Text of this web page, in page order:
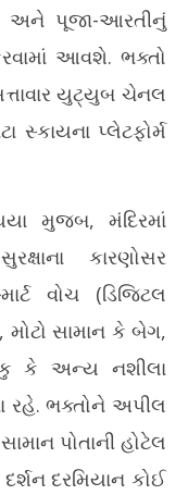
અને પૂજા-આરતીનું
આવશે. ભક્તો
યુટ્યુબ ચેનલ
સ્કાયના પ્લેટફોર્મ
મુજબ, મંદિરમાં
કારણોસર
વોચ (ડિજિટલ
સામાન કે બેગ,
કે અન્ય નશીલા
રહે. ભક્તોને અપીલ
પોતાની હોટેલ
દરમિયાન કોઈ